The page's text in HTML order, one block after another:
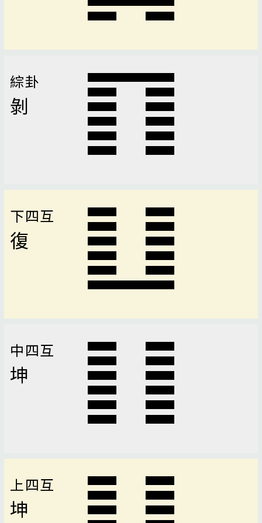
綜卦
剝
下四互
復
中四互
坤
上四互
坤